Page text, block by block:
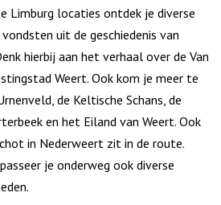
Limburg locaties ontdek je diverse
uit de geschiedenis van
hierbij aan het verhaal over de Van
Weert. Ook kom je meer te
de Keltische Schans, de
en het Eiland van Weert. Ook
in Nederweert zit in de route.
je onderweg ook diverse